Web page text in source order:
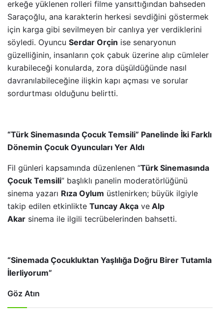
erkeğe yüklenen rolleri filme yansıttığından bahseden
Saraçoğlu, ana karakterin herkesi sevdiğini göstermek
için karga gibi sevilmeyen bir canlıya yer verdiklerini
söyledi. Oyuncu Serdar Orçin ise senaryonun
güzelliğinin, insanların çok çabuk üzerine alıp cümleler
kurabileceği konularda, zora düşüldüğünde nasıl
davranılabileceğine ilişkin kapı açması ve sorular
sordurtması olduğunu belirtti.
“Türk Sinemasında Çocuk Temsili” Panelinde İki Farklı
Dönemin Çocuk Oyuncuları Yer Aldı
Fil günleri kapsamında düzenlenen “Türk Sinemasında
Çocuk Temsili” başlıklı panelin moderatörlüğünü
sinema yazarı Rıza Oylum üstlenirken; büyük ilgiyle
takip edilen etkinlikte Tuncay Akça ve Alp
Akar sinema ile ilgili tecrübelerinden bahsetti.
“Sinemada Çocukluktan Yaşlılığa Doğru Birer Tutamla
İlerliyorum”
Göz Atın